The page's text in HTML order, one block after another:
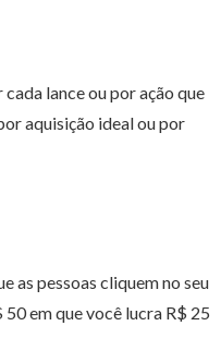
lance ou por ação que
aquisição ideal ou por
as pessoas cliquem no seu
em que você lucra R$ 25